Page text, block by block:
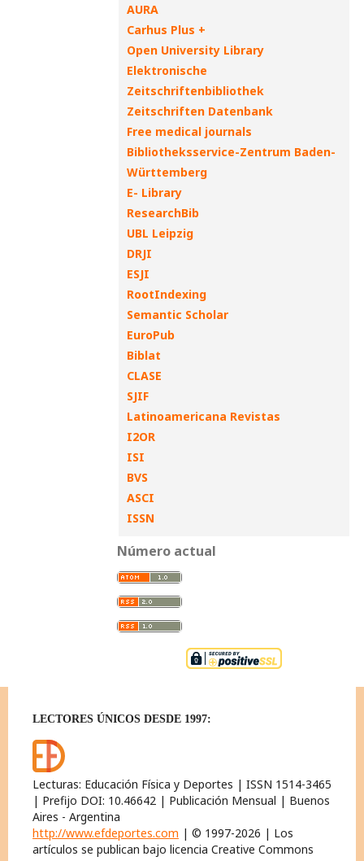
AURA
Carhus Plus +
Open University Library
Elektronische
Zeitschriftenbibliothek
Zeitschriften Datenbank
Free medical journals
Bibliotheksservice-Zentrum Baden-
Württemberg
E- Library
ResearchBib
UBL Leipzig
DRJI
ESJI
RootIndexing
Semantic Scholar
EuroPub
Biblat
CLASE
SJIF
Latinoamericana Revistas
I2OR
ISI
BVS
ASCI
ISSN
Número actual
LECTORES ÚNICOS DESDE 1997:
Lecturas: Educación Física y Deportes | ISSN 1514-3465
| Prefijo DOI: 10.46642 | Publicación Mensual | Buenos
Aires - Argentina
http://www.efdeportes.com | © 1997-2026 | Los
artículos se publican bajo licencia Creative Commons